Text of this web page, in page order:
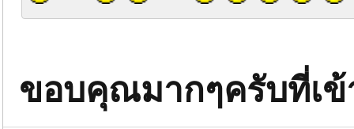
ขอบคุณมากๆครับที่เ